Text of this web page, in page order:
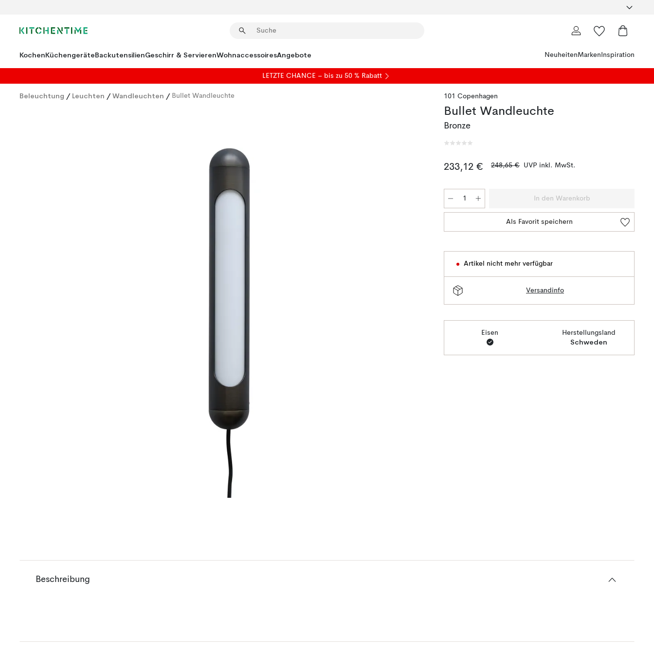
KochenKüchengeräteBackutensilienGeschirr & ServierenWohnaccessoiresAngebote NeuheitenMarken Inspiration
LETZTE CHANCE – bis zu 50 % Rabatt
Beleuchtung / Leuchten / Wandleuchten / Bullet Wandleuchte 101 Copenhagen
Bullet Wandleuchte
Bronze
233,12 € 248,65 € UVP inkl. MwSt.
In den Warenkorb
Als Favorit speichern
Artikel nicht mehr verfügbar
Versandinfo
Eisen Herstellungsland
Schweden
Beschreibung